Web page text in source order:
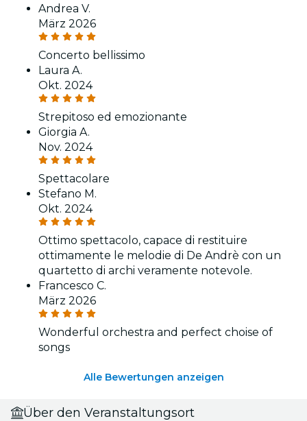
Andrea V.
März 2026
Concerto bellissimo
Laura A.
Okt. 2024
Strepitoso ed emozionante
Giorgia A.
Nov. 2024
Spettacolare
Stefano M.
Okt. 2024
Ottimo spettacolo, capace di restituire
ottimamente le melodie di De Andrè con un
quartetto di archi veramente notevole.
Francesco C.
März 2026
Wonderful orchestra and perfect choise of
songs
Alle Bewertungen anzeigen
Über den Veranstaltungsort